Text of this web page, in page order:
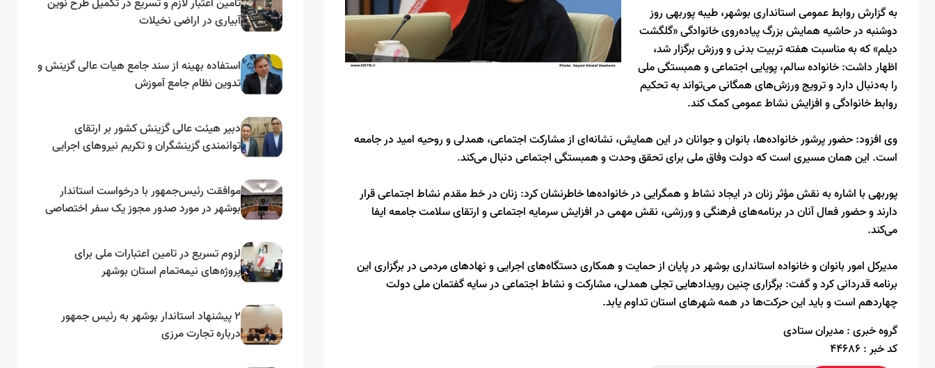
به گزارش روابط عمومی استانداری بوشهر، طیبه پوربهی روز
دوشنبه در حاشیه همایش بزرگ پیاده‌روی خانوادگی «گلگشت
دیلم» که به مناسبت هفته تربیت بدنی و ورزش برگزار شد،
اظهار داشت: خانواده سالم، پویایی اجتماعی و همبستگی ملی
را به‌دنبال دارد و ترویج ورزش‌های همگانی می‌تواند به تحکیم
روابط خانوادگی و افزایش نشاط عمومی کمک کند.
وی افزود: حضور پرشور خانواده‌ها، بانوان و جوانان در این همایش، نشانه‌ای از مشارکت اجتماعی، همدلی و روحیه امید در جامعه
است. این همان مسیری است که دولت وفاق ملی برای تحقق وحدت و همبستگی اجتماعی دنبال می‌کند.
پوربهی با اشاره به نقش مؤثر زنان در ایجاد نشاط و همگرایی در خانواده‌ها خاطرنشان کرد: زنان در خط مقدم نشاط اجتماعی قرار
دارند و حضور فعال آنان در برنامه‌های فرهنگی و ورزشی، نقش مهمی در افزایش سرمایه اجتماعی و ارتقای سلامت جامعه ایفا
می‌کند.
مدیرکل امور بانوان و خانواده استانداری بوشهر در پایان از حمایت و همکاری دستگاه‌های اجرایی و نهادهای مردمی در برگزاری این
برنامه قدردانی کرد و گفت: برگزاری چنین رویدادهایی تجلی همدلی، مشارکت و نشاط اجتماعی در سایه گفتمان ملی دولت
چهاردهم است و باید این حرکت‌ها در همه شهرهای استان تداوم یابد.
گروه خبری :مدیران ستادی
کد خبر :44686
آبیاری در اراضی نخیلات
استفاده بهینه از سند جامع هیات عالی گزینش و‌
تدوین نظام جامع آموزش
دبیر هیئت عالی گزینش کشور بر ارتقای
توانمندی گزینشگران و تکریم نیروهای اجرایی
موافقت رئیس‌جمهور با درخواست استاندار
بوشهر در مورد صدور مجوز یک سفر اختصاصی
لزوم تسریع در تامین اعتبارات ملی برای
پروژه‌های نیمه‌تمام استان بوشهر
۲ پیشنهاد استاندار بوشهر به رئیس جمهور
درباره تجارت مرزی